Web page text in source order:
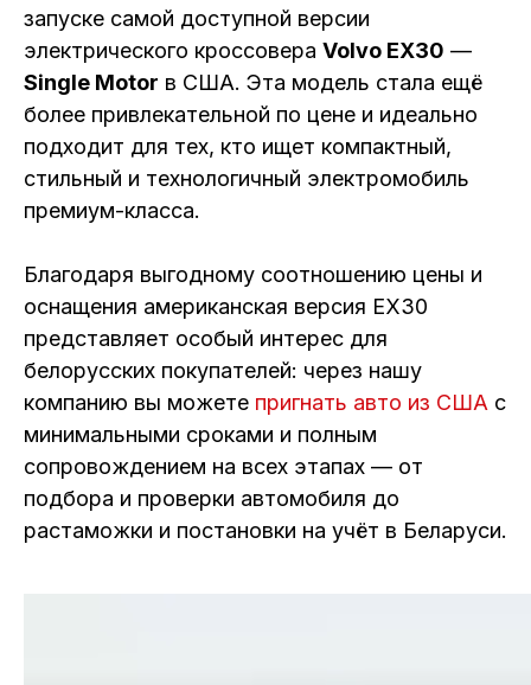
запуске самой доступной версии
электрического кроссовера Volvo EX30 —
Single Motor в США. Эта модель стала ещё
более привлекательной по цене и идеально
подходит для тех, кто ищет компактный,
стильный и технологичный электромобиль
премиум-класса.
Благодаря выгодному соотношению цены и
оснащения американская версия EX30
представляет особый интерес для
белорусских покупателей: через нашу
компанию вы можете пригнать авто из США с
минимальными сроками и полным
сопровождением на всех этапах — от
подбора и проверки автомобиля до
растаможки и постановки на учёт в Беларуси.